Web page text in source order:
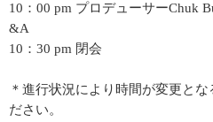
10：00 pm プロデューサーChuk
&A
10：30 pm 閉会
＊進行状況により時間が変更と
ださい。